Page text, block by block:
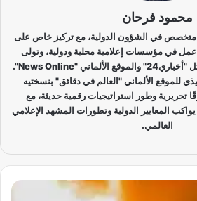
محمود فرحان
في الشؤون الدولية، مع تركيز خاص على
عمل في مؤسسات إعلامية محلية ودولية، وتولى
إدارة المحتوى في منصات مثل "أخباري24" والموقع الألماني "News Online".
للموقع الألماني "العالم في دقائق" بنسختيه
تحريرية وطور استراتيجيات رقمية حديثة، مع
المعايير الدولية وتطورات المشهد الإعلامي
العالمي.